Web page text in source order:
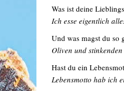
Was ist deine
Ich esse eigentlich
Und was magst du so
Oliven und stinkenden
Hast du ein
Lebensmotto hab ich